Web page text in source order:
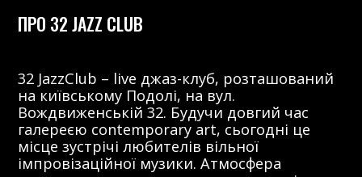
ПРО 32 JAZZ CLUB
32 JazzClub – live джаз-клуб, розташований
на київському Подолі, на вул.
Вождвиженській 32. Будучи довгий час
галереєю contemporary art, сьогодні це
місце зустрічі любителів вільної
імпровізаційної музики. Атмосфера